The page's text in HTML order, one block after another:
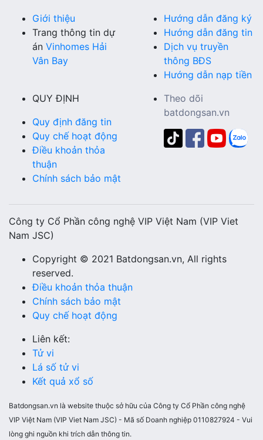
Giới thiệu
Trang thông tin dự
án Vinhomes Hải
Vân Bay
Hướng dẫn đăng ký
Hướng dẫn đăng tin
Dịch vụ truyền
thông BĐS
Hướng dẫn nạp tiền
QUY ĐỊNH
Quy định đăng tin
Quy chế hoạt động
Điều khoản thỏa
thuận
Chính sách bảo mật
Theo dõi
batdongsan.vn
Công ty Cổ Phần công nghệ VIP Việt Nam (VIP Viet
Nam JSC)
Copyright © 2021 Batdongsan.vn, All rights
reserved.
Điều khoản thỏa thuận
Chính sách bảo mật
Quy chế hoạt động
Liên kết:
Tử vi
Lá số tử vi
Kết quả xổ số
Batdongsan.vn là website thuộc sở hữu của Công ty Cổ Phần công nghệ
VIP Việt Nam (VIP Viet Nam JSC) - Mã số Doanh nghiệp 0110827924 - Vui
lòng ghi nguồn khi trích dẫn thông tin.